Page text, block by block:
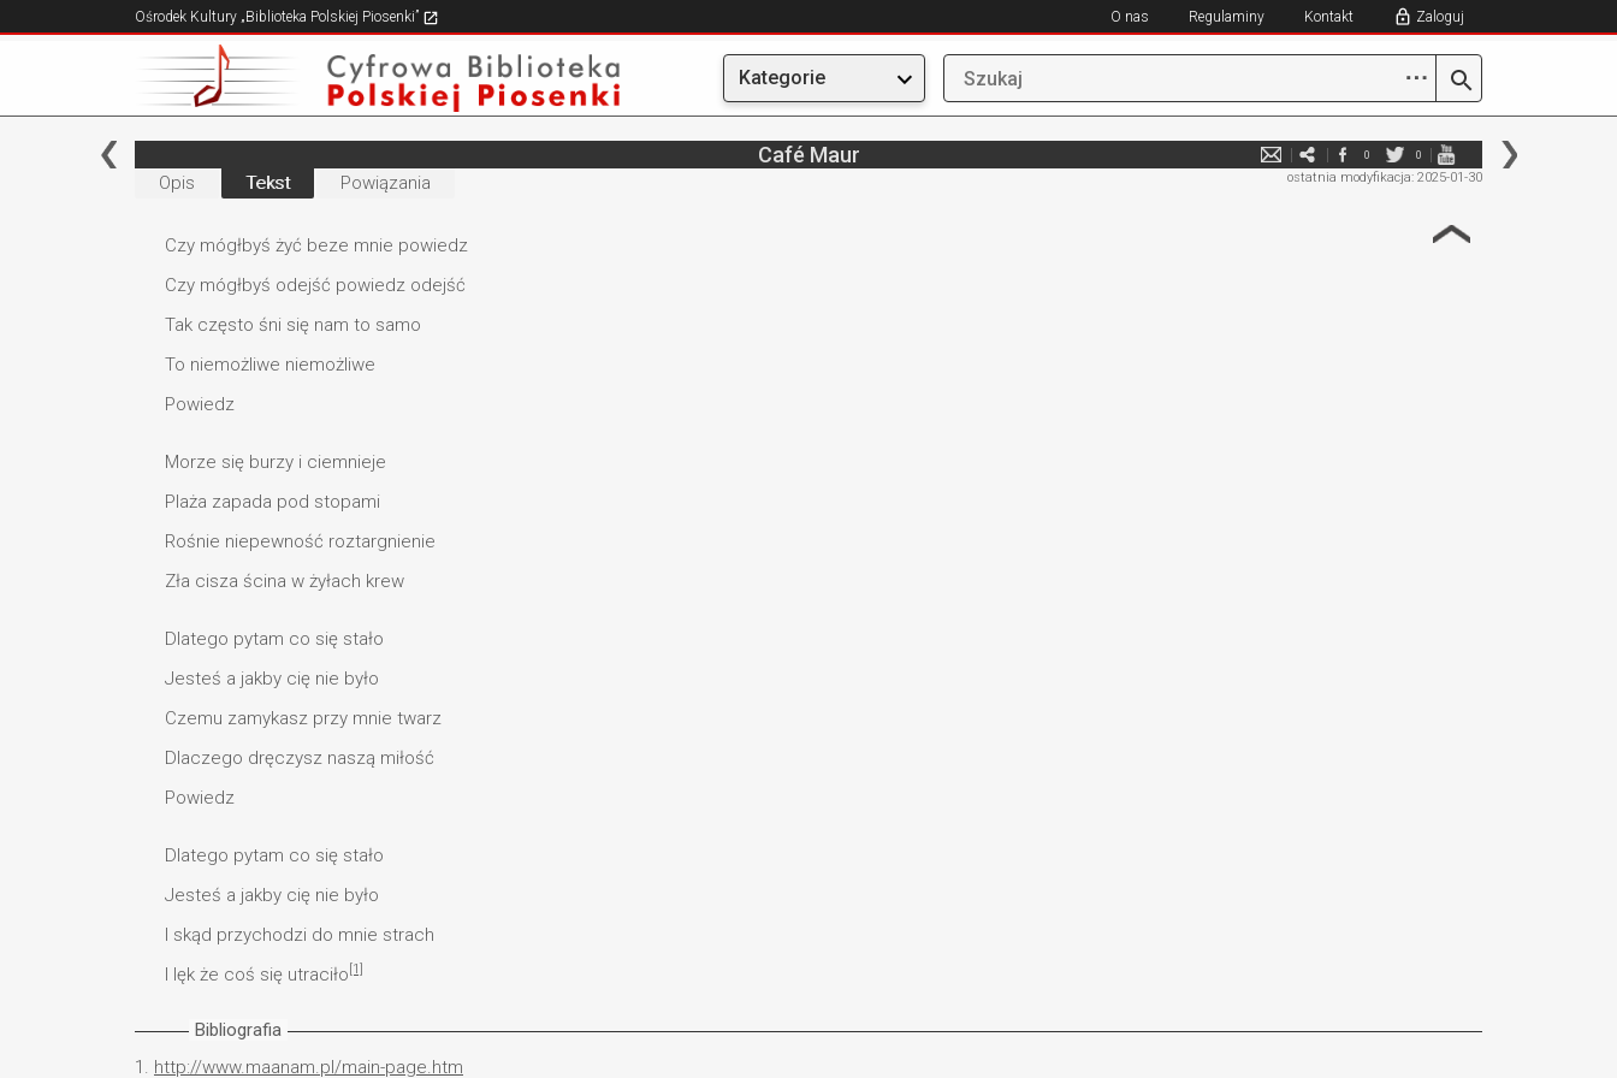
Ośrodek Kultury „Biblioteka Polskiej Piosenki” O nas Regulaminy Kontakt Zaloguj
Kategorie ⋯
Café Maur 0 0
ostatnia modyfikacja: 2025-01-30
Opis Tekst Powiązania
Czy mógłbyś żyć beze mnie powiedz
Czy mógłbyś odejść powiedz odejść
Tak często śni się nam to samo
To niemożliwe niemożliwe
Powiedz
Morze się burzy i ciemnieje
Plaża zapada pod stopami
Rośnie niepewność roztargnienie
Zła cisza ścina w żyłach krew
Dlatego pytam co się stało
Jesteś a jakby cię nie było
Czemu zamykasz przy mnie twarz
Dlaczego dręczysz naszą miłość
Powiedz
Dlatego pytam co się stało
Jesteś a jakby cię nie było
I skąd przychodzi do mnie strach
I lęk że coś się utraciło [1]
Bibliografia
1. http://www.maanam.pl/main-page.htm